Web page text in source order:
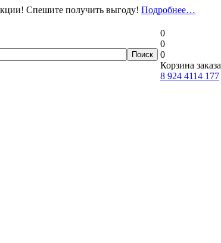
Спешите получить выгоду! Подробнее…
0
0
0
Корзина заказа
8 924 4114 177